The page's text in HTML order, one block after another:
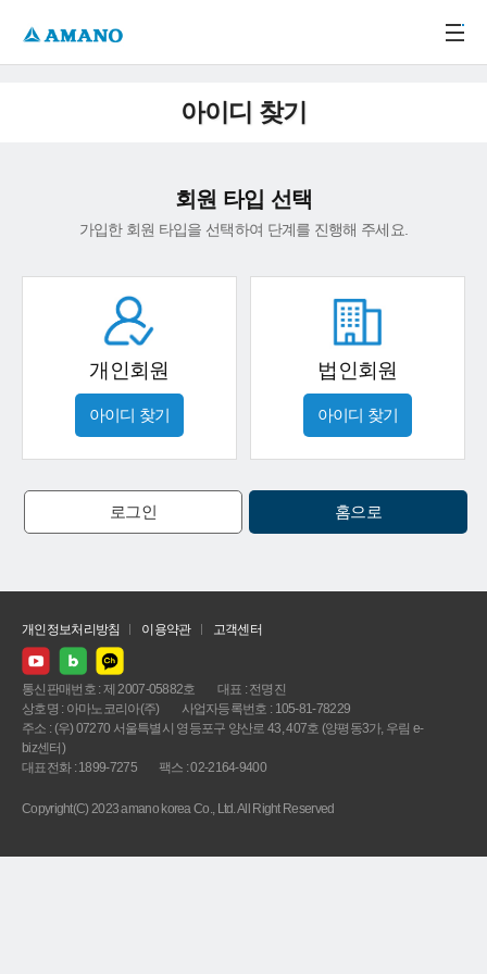
아이디 찾기
회원 타입 선택
가입한 회원 타입을 선택하여 단계를 진행해 주세요.
개인회원
아이디 찾기
법인회원
아이디 찾기
로그인 홈으로
개인정보처리방침 이용약관 고객센터
통신판매번호 : 제 2007-05882호
대표 : 전명진
상호명 : 아마노코리아(주)
사업자등록번호 : 105-81-78229
주소 : (우) 07270 서울특별시 영등포구 양산로 43, 407호 (양평동3가, 우림 e-
biz센터)
대표전화 : 1899-7275
팩스 : 02-2164-9400
Copyright(C) 2023 amano korea Co., Ltd. All Right Reserved